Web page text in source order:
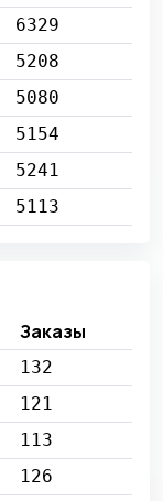
6329
5208
5080
5154
5241
5113
Заказы
132
121
113
126